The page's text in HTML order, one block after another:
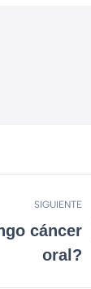
SIGUIENTE
cáncer
oral?